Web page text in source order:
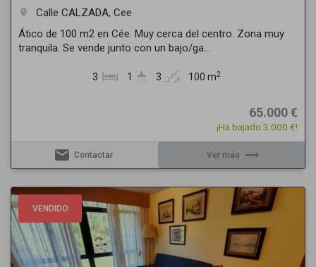
room
Calle CALZADA, Cee
Ático de 100 m2 en Cée. Muy cerca del centro. Zona muy
tranquila. Se vende junto con un bajo/ga...
3 1 3 100 m2
65.000 €
¡Ha bajado 3.000 €!
email Contactar Ver más trending_flat
VENDIDO
Previous Next